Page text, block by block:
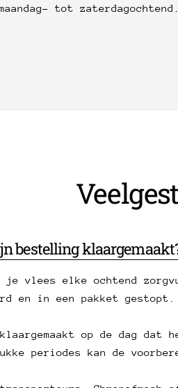
tot zaterdagochtend.
bestelling
je vlees elke ochtend
en in een pakket gestopt.
op de dag dat
periodes kan de